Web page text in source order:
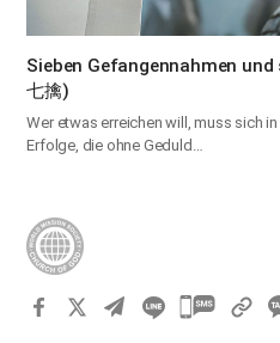
Sieben Gefangennahmen und
七擒)
Wer etwas erreichen will, muss sich
Erfolge, die ohne Geduld…